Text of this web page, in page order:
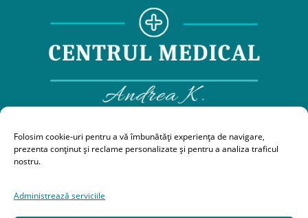
Folosim cookie-uri pentru a vă îmbunătăți experiența de navigare,
prezenta conținut și reclame personalizate și pentru a analiza traficul
nostru.
Administrează serviciile
0743212371, 0364884309,
0725565099
centrulmedicalandreak@gmail.com